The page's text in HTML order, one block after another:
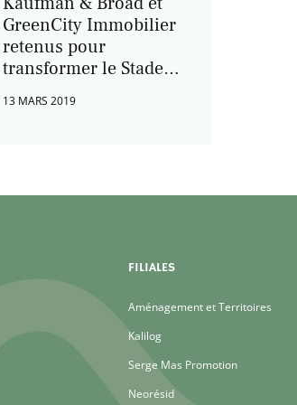
GreenCity Immobilier
retenus pour
transformer le Stade
Toulousain
13 MARS 2019
FILIALES
Aménagement et Territoires
Kalilog
Serge Mas Promotion
Neorésid